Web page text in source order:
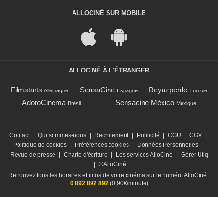
ALLOCINÉ SUR MOBILE
ALLOCINÉ À L'ÉTRANGER
Filmstarts Allemagne SensaCine Espagne Beyazperde Turquie
AdoroCinema Brésil Sensacine México Mexique
Contact Qui sommes-nous Recrutement Publicité CGU CGV
Politique de cookies
Préférences cookies Données Personnelles
Revue de presse
Charte d'écriture Les services AlloCiné
Gérer Utiq
©AlloCiné
Retrouvez tous les horaires et infos de votre cinéma sur le numéro AlloCiné :
0 892 892 892(0,90€/minute)